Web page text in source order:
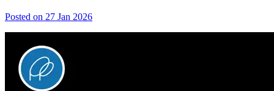
Posted on 27 Jan 2026